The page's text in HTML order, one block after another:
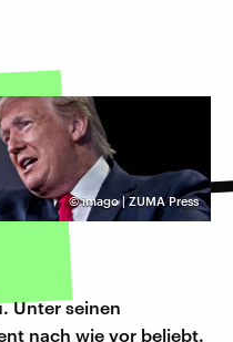
©imago | ZUMA Press
Unter seinen
nach wie vor beliebt.